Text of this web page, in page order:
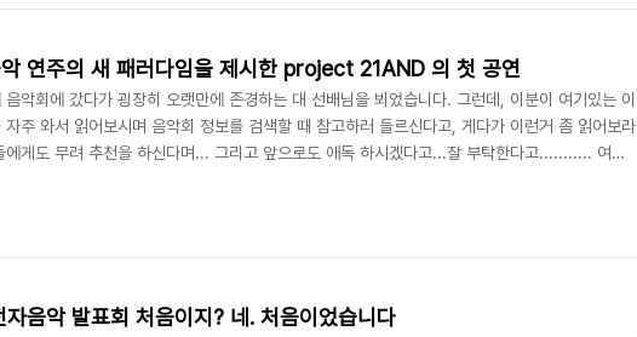
시, 14일 4시 LIG아트홀(강남)최수환 프로젝트 - 우주..
연주의 새 패러다임을 제시한 project 21AND 의 첫 공연
음악회에 갔다가 굉장히 오랫만에 존경하는 대 선배님을 뵈었습니다. 그런데, 이분이 여기있는 이
자주 와서 읽어보시며 음악회 정보를 검색할 때 참고하러 들르신다고, 게다가 이런거 좀 읽어보라
에게도 무려 추천을 하신다며... 그리고 앞으로도 애독 하시겠다고...잘 부탁한다고........... 여기
배 후배 제자 지인 및 워너비 작곡가들에게 은근 주목받는 블로그가 되고 나니 글 쓰기가 여간 조
기를 두르립니다.. ㅎㅎ 그렇지 않으면 퀄리티 컨트롤에 대한 압박 ..
자음악 발표회 처음이지? 네. 처음이었습니다